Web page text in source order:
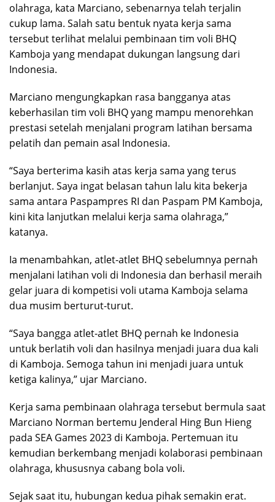
olahraga, kata Marciano, sebenarnya telah terjalin
cukup lama. Salah satu bentuk nyata kerja sama
tersebut terlihat melalui pembinaan tim voli BHQ
Kamboja yang mendapat dukungan langsung dari
Indonesia.
Marciano mengungkapkan rasa bangganya atas
keberhasilan tim voli BHQ yang mampu menorehkan
prestasi setelah menjalani program latihan bersama
pelatih dan pemain asal Indonesia.
“Saya berterima kasih atas kerja sama yang terus
berlanjut. Saya ingat belasan tahun lalu kita bekerja
sama antara Paspampres RI dan Paspam PM Kamboja,
kini kita lanjutkan melalui kerja sama olahraga,”
katanya.
Ia menambahkan, atlet-atlet BHQ sebelumnya pernah
menjalani latihan voli di Indonesia dan berhasil meraih
gelar juara di kompetisi voli utama Kamboja selama
dua musim berturut-turut.
“Saya bangga atlet-atlet BHQ pernah ke Indonesia
untuk berlatih voli dan hasilnya menjadi juara dua kali
di Kamboja. Semoga tahun ini menjadi juara untuk
ketiga kalinya,” ujar Marciano.
Kerja sama pembinaan olahraga tersebut bermula saat
Marciano Norman bertemu Jenderal Hing Bun Hieng
pada SEA Games 2023 di Kamboja. Pertemuan itu
kemudian berkembang menjadi kolaborasi pembinaan
olahraga, khususnya cabang bola voli.
Sejak saat itu, hubungan kedua pihak semakin erat.